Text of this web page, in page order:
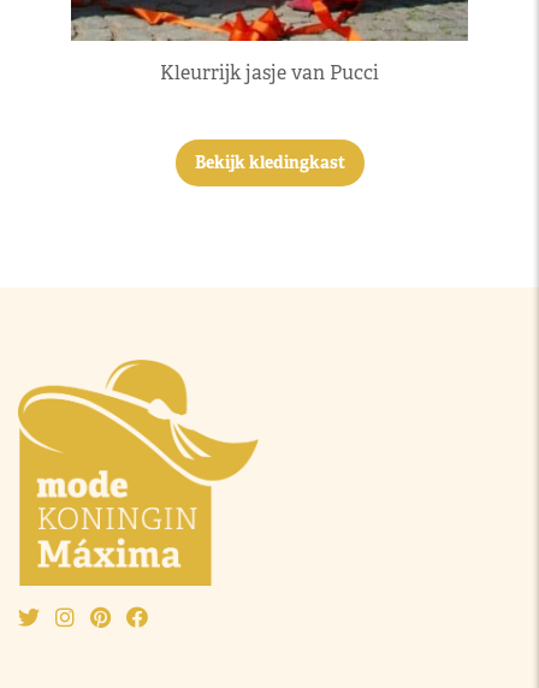
Kleurrijk jasje van Pucci
Bekijk kledingkast